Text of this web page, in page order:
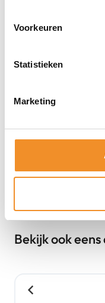
Voorkeuren
Statistieken
Marketing
Bekijk ook